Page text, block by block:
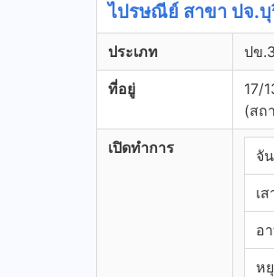
ไปรษณีย์ สาขา ปจ.บุ
ประเภท ปข.3
ที่อยู่
17/
(สถ
เปิดทำการ จั
เส
อ
ห